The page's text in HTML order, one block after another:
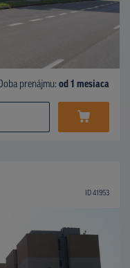
prenájmu: od 1 mesiaca
ID 41953